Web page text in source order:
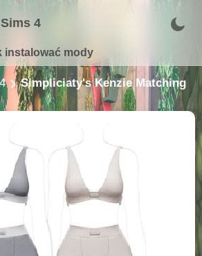
4
instalować mody
Simpliciaty's Kenzie Matching